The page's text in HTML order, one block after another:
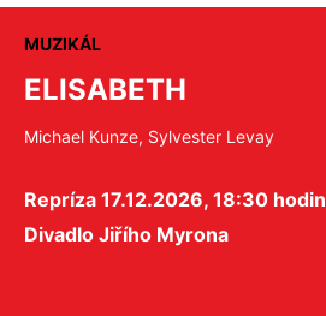
MUZIKÁL
ELISABETH
Michael Kunze, Sylvester Levay
Repríza 17.12.2026, 18:30 hodin
Divadlo Jiřího Myrona